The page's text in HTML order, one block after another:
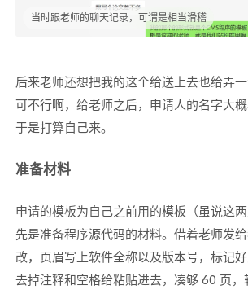
当时跟老师的聊天记录，可谓是相当滑稽
后来老师还想把我的这个给送上去也给弄
可不行啊，给老师之后，申请人的名字大概
于是打算自己来。
准备材料
申请的模板为自己之前用的模板（虽说这两
先是准备程序源代码的材料。借着老师发
改，页眉写上软件全称以及版本号，标记
去掉注释和空格给粘贴进去，凑够 60 页，